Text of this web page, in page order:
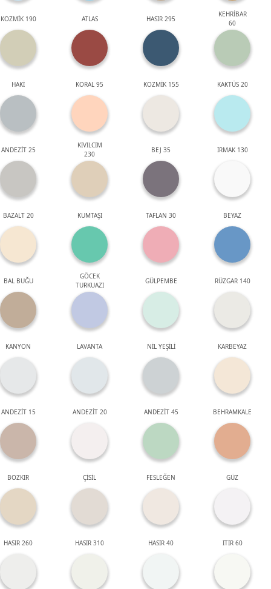
KOZMİK 190 ATLAS HASIR 295
KEHRİBAR
60
HAKİ KORAL 95 KOZMİK 155 KAKTÜS 20
ANDEZİT 25
KIVILCIM
230
BEJ 35 IRMAK 130
BAZALT 20 KUMTAŞI TAFLAN 30 BEYAZ
BAL BUĞU
GÖCEK
TURKUAZI
GÜLPEMBE RÜZGAR 140
KANYON LAVANTA NİL YEŞİLİ KARBEYAZ
ANDEZİT 15 ANDEZİT 20 ANDEZİT 45 BEHRAMKALE
BOZKIR ÇİSİL FESLEĞEN GÜZ
HASIR 260 HASIR 310 HASIR 40 ITIR 60